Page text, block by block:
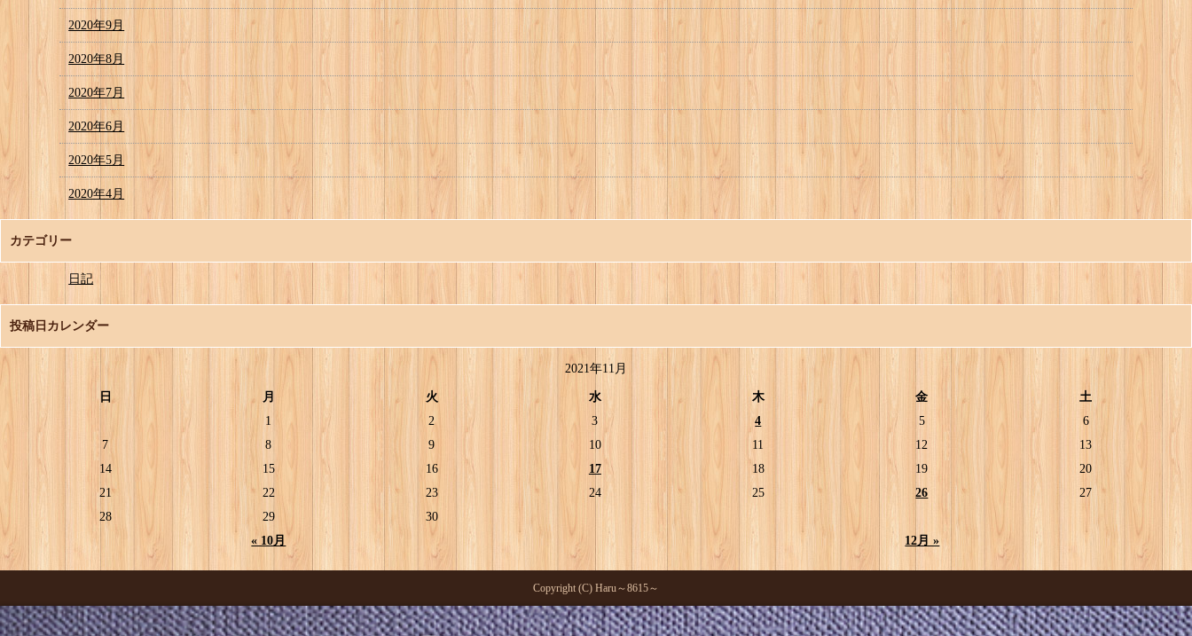
2020年9月
2020年8月
2020年7月
2020年6月
2020年5月
2020年4月
カテゴリー
日記
投稿日カレンダー
2021年11月
日 月 火 水 木 金 土
« 10月 12月 »
1 2 3 4 5
6
7
8 9 10 11 12
13
14
15 16 17 18 19
20
21
22 23 24 25 26
27
28
29 30
Copyright (C) Haru～8615～